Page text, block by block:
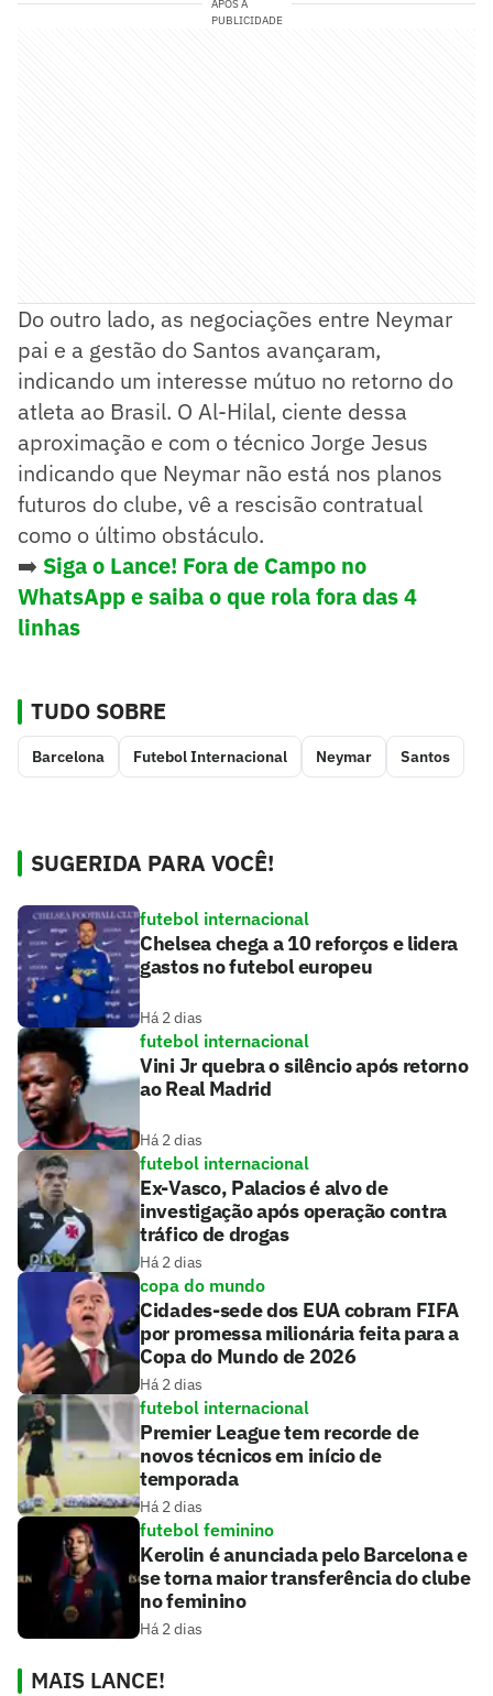
APÓS A
PUBLICIDADE
Do outro lado, as negociações entre Neymar
pai e a gestão do Santos avançaram,
indicando um interesse mútuo no retorno do
atleta ao Brasil. O Al-Hilal, ciente dessa
aproximação e com o técnico Jorge Jesus
indicando que Neymar não está nos planos
futuros do clube, vê a rescisão contratual
como o último obstáculo.
➡️ Siga o Lance! Fora de Campo no
WhatsApp e saiba o que rola fora das 4
linhas
TUDO SOBRE
Barcelona Futebol Internacional Neymar Santos
SUGERIDA PARA VOCÊ!
futebol internacional
Chelsea chega a 10 reforços e lidera
gastos no futebol europeu
Há 2 dias
futebol internacional
Vini Jr quebra o silêncio após retorno
ao Real Madrid
Há 2 dias
futebol internacional
Ex-Vasco, Palacios é alvo de
investigação após operação contra
tráfico de drogas
Há 2 dias
copa do mundo
Cidades-sede dos EUA cobram FIFA
por promessa milionária feita para a
Copa do Mundo de 2026
Há 2 dias
futebol internacional
Premier League tem recorde de
novos técnicos em início de
temporada
Há 2 dias
futebol feminino
Kerolin é anunciada pelo Barcelona e
se torna maior transferência do clube
no feminino
Há 2 dias
MAIS LANCE!